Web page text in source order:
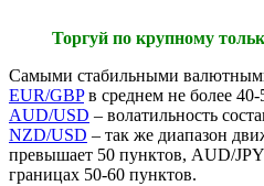
Торгуй по крупному
Самыми стабильными
EUR/GBPв среднем не более
AUD/USD – волатильность
NZD/USD – так же диапазон
превышает 50 пунктов, AUD/
границах 50-60 пунктов.